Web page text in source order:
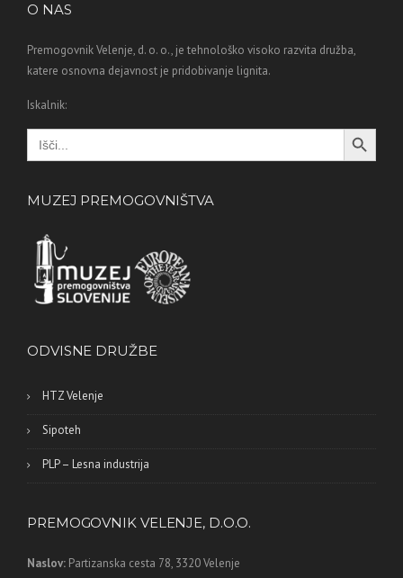
O NAS
Premogovnik Velenje, d. o. o., je tehnološko visoko razvita družba,
katere osnovna dejavnost je pridobivanje lignita.
Iskalnik:
Search
for:
Search Button
MUZEJ PREMOGOVNIŠTVA
ODVISNE DRUŽBE
HTZ Velenje
Sipoteh
PLP – Lesna industrija
PREMOGOVNIK VELENJE, D.O.O.
Naslov: Partizanska cesta 78, 3320 Velenje